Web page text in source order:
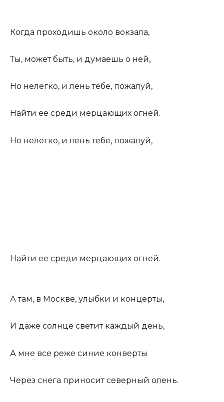
Когда проходишь около вокзала,
Ты, может быть, и думаешь о ней,
Но нелегко, и лень тебе, пожалуй,
Найти ее среди мерцающих огней.
Но нелегко, и лень тебе, пожалуй,
Найти ее среди мерцающих огней.
А там, в Москве, улыбки и концерты,
И даже солнце светит каждый день,
А мне все реже синие конверты
Через снега приносит северный олень.